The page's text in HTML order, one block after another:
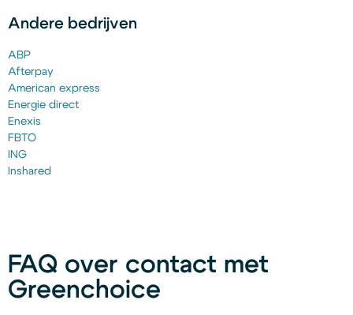
Andere bedrijven
ABP
Afterpay
American express
Energie direct
Enexis
FBTO
ING
Inshared
FAQ over contact met
Greenchoice